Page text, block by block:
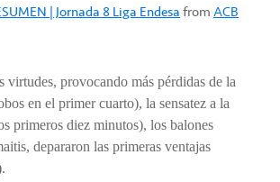
| Jornada 8 Liga EndesafromACB
virtudes, provocando más pérdidas de la
en el primer cuarto), la sensatez a la
primeros diez minutos), los balones
depararon las primeras ventajas